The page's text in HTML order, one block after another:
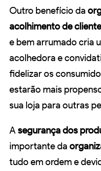
Outro benefício da
acolhimento de
e bem arrumado cria
acolhedora e
fidelizar os
estarão mais
sua loja para outras
A segurança dos
importante da
tudo em ordem e